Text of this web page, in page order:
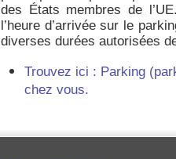
des États membres de
l’heure d’arrivée sur le
diverses durées autorisées
Trouvez ici : Parking
chez vous.